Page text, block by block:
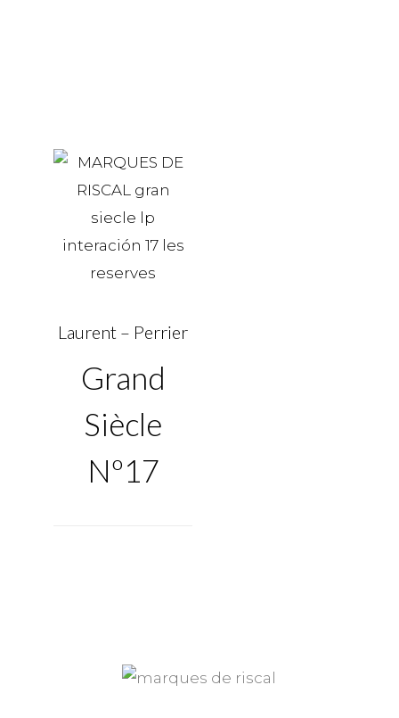
Laurent – Perrier
Grand
Siècle
Nº17